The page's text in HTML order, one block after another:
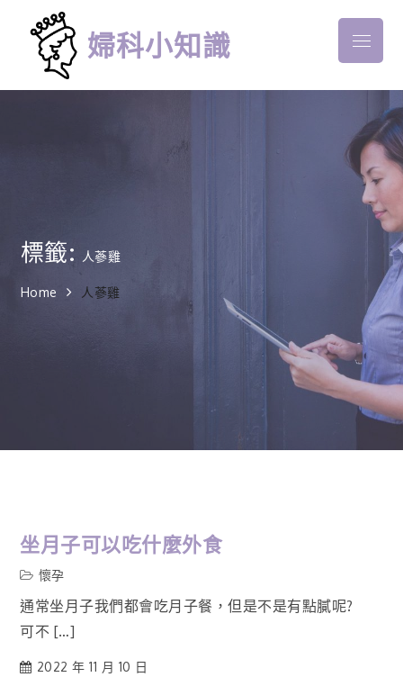
content
婦科小知識 Menu
標籤: 人蔘雞
Home 人蔘雞
坐月子可以吃什麼外食
懷孕
通常坐月子我們都會吃月子餐，但是不是有點膩呢?
可不 […]
2022 年 11 月 10 日